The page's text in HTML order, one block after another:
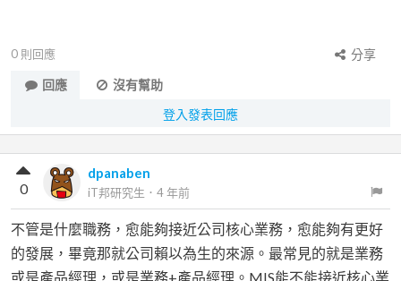
0 則回應
分享
回應
沒有幫助
登入發表回應
dpanaben
iT邦研究生 ． 4 年前
0
不管是什麼職務，愈能夠接近公司核心業務，愈能夠有更好
的發展，畢竟那就公司賴以為生的來源。最常見的就是業務
或是產品經理，或是業務+產品經理。MIS能不能接近核心業